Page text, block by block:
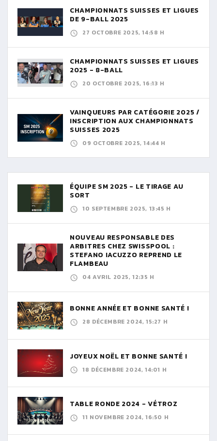
CHAMPIONNATS SUISSES ET LIGUES
DE 9-BALL 2025
27 OCTOBRE 2025, 14:58 H
CHAMPIONNATS SUISSES ET LIGUES
2025 - 8-BALL
20 OCTOBRE 2025, 16:13 H
VAINQUEURS PAR CATÉGORIE 2025 /
INSCRIPTION AUX CHAMPIONNATS
SUISSES 2025
09 OCTOBRE 2025, 14:44 H
ÉQUIPE SM 2025 - LE TIRAGE AU
SORT
10 SEPTEMBRE 2025, 13:45 H
NOUVEAU RESPONSABLE DES
ARBITRES CHEZ SWISSPOOL :
STEFANO IACUZZO REPREND LE
FLAMBEAU
04 AVRIL 2025, 12:35 H
BONNE ANNÉE ET BONNE SANTÉ !
28 DÉCEMBRE 2024, 15:27 H
JOYEUX NOËL ET BONNE SANTÉ !
18 DÉCEMBRE 2024, 14:01 H
TABLE RONDE 2024 - VÉTROZ
11 NOVEMBRE 2024, 16:50 H